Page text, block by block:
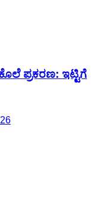
ಕೊಲೆ ಪ್ರಕರಣ: ಇಟ್ಟಿಗೆ